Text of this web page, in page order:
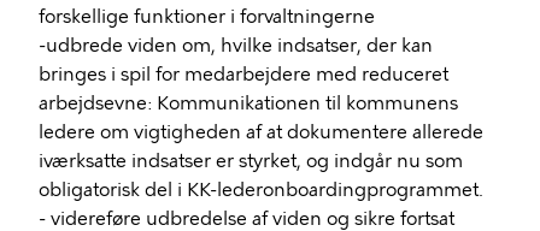
forskellige funktioner i forvaltningerne
-udbrede viden om, hvilke indsatser, der kan
bringes i spil for medarbejdere med reduceret
arbejdsevne: Kommunikationen til kommunens
ledere om vigtigheden af at dokumentere allerede
iværksatte indsatser er styrket, og indgår nu som
obligatorisk del i KK-lederonboardingprogrammet.
- videreføre udbredelse af viden og sikre fortsat